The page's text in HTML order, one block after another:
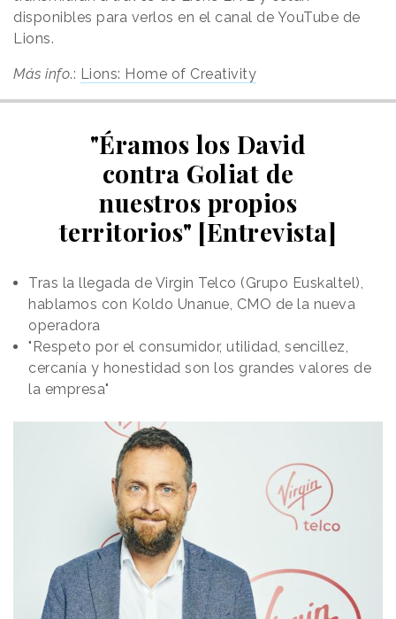
disponibles para verlos en el canal de YouTube de
Lions.
Más info.: Lions: Home of Creativity
"Éramos los David
contra Goliat de
nuestros propios
territorios" [Entrevista]
Tras la llegada de Virgin Telco (Grupo Euskaltel),
hablamos con Koldo Unanue, CMO de la nueva
operadora
"Respeto por el consumidor, utilidad, sencillez,
cercanía y honestidad son los grandes valores de
la empresa"